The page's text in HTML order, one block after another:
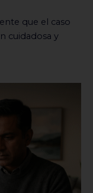
que el caso
cuidadosa y